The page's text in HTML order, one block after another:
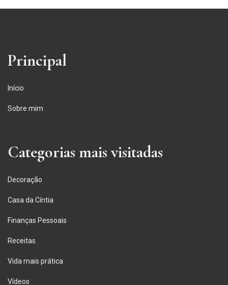
Principal
Início
Sobre mim
Categorias mais visitadas
Decoração
Casa da Cíntia
Finanças Pessoais
Receitas
Vida mais prática
Vídeos